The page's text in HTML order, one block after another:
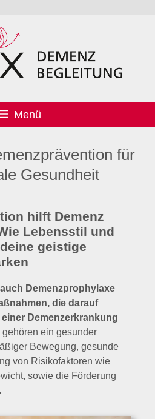
Menü
für
Gesundheit
hilft Demenz
Lebensstil und
geistige
Demenzprophylaxe
die darauf
Demenzerkrankung
gehören ein gesunder
Bewegung, gesunde
von Risikofaktoren wie
sowie die Förderung